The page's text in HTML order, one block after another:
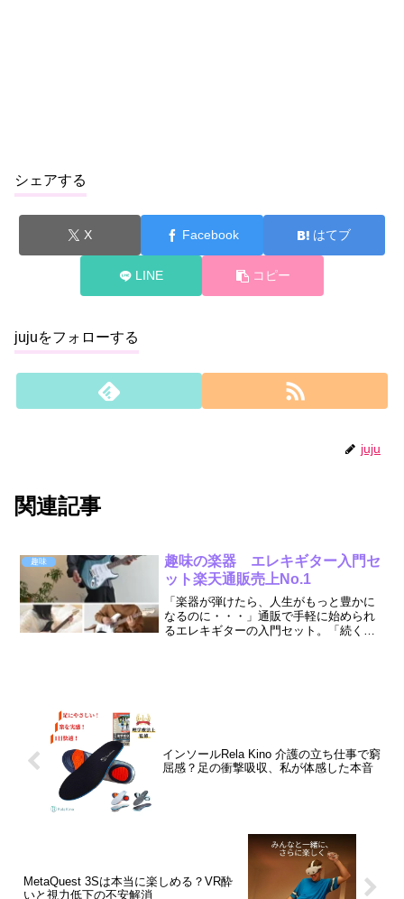
シェアする
X Facebook はてブ
LINE コピー
jujuをフォローする
juju
関連記事
趣味
趣味の楽器 エレキギター入門セ
ット楽天通販売上No.1
「楽器が弾けたら、人生がもっと豊かに
なるのに・・・」通販で手軽に始められ
るエレキギターの入門セット。「続くか
インソールRela Kino 介護の立ち仕事で窮
屈感？足の衝撃吸収、私が体感した本音
MetaQuest 3Sは本当に楽しめる？VR酔
いと視力低下の不安解消